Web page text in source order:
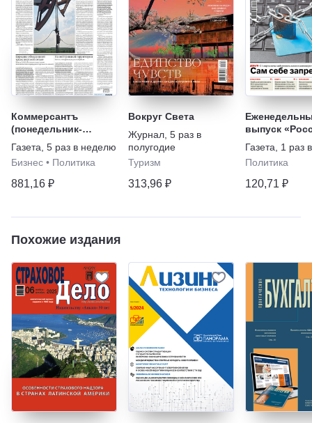
Коммерсантъ
(понедельник-
пятница)
Газета 5 раз в неделю
Бизнес • Политика
881,16 ₽
Вокруг Света
Журнал 5 раз в
полугодие
Туризм
313,96 ₽
выпуск
газеты» -
Газета
1 раз
Политика
120,71 ₽
Похожие издания